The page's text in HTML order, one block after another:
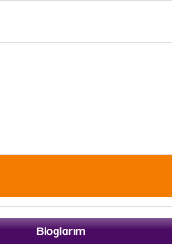
Bloglarım